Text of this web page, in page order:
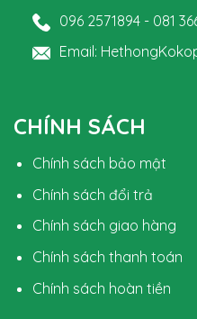
096 2571894 - 081
Email:
CHÍNH SÁCH
Chính sách bảo mật
Chính sách đổi trả
Chính sách giao hàng
Chính sách thanh toán
Chính sách hoàn tiền